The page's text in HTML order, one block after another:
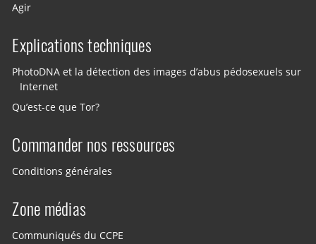
Agir
Explications techniques
PhotoDNA et la détection des images d’abus pédosexuels sur
Internet
Qu’est-ce que Tor?
Commander nos ressources
Conditions générales
Zone médias
Communiqués du CCPE